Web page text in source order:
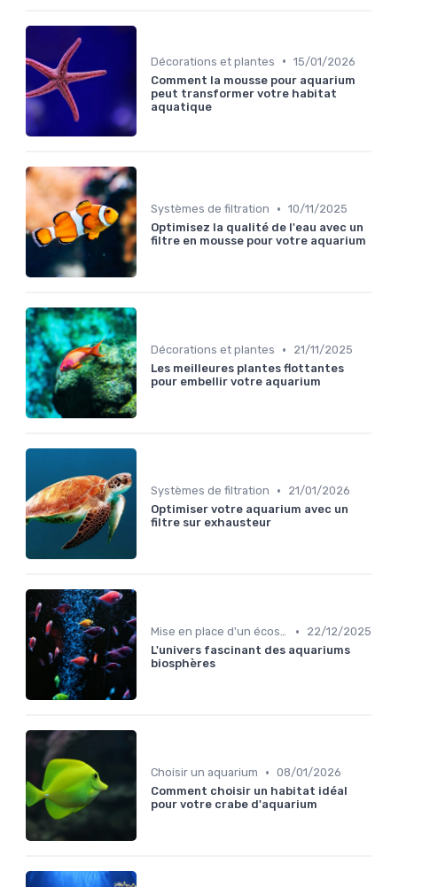
Décorations et plantes • 15/01/2026
Comment la mousse pour aquarium
peut transformer votre habitat
aquatique
Systèmes de filtration • 10/11/2025
Optimisez la qualité de l'eau avec un
filtre en mousse pour votre aquarium
Décorations et plantes •
21/11/2025
Les meilleures plantes flottantes
pour embellir votre aquarium
Systèmes de filtration •
21/01/2026
Optimiser votre aquarium avec un
filtre sur exhausteur
Mise en place d'un écosystème •
22/12/2025
L'univers fascinant des aquariums
biosphères
Choisir un aquarium • 08/01/2026
Comment choisir un habitat idéal
pour votre crabe d'aquarium